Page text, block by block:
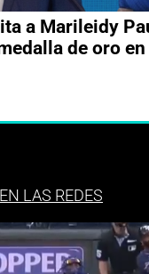
a Marileidy
de oro
LAS REDES